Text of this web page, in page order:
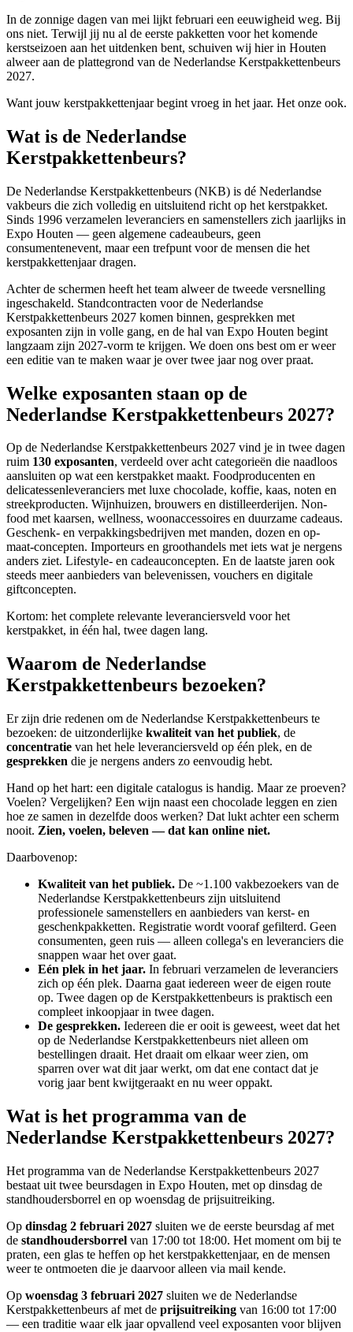
In de zonnige dagen van mei lijkt februari een eeuwigheid weg. Bij
ons niet. Terwijl jij nu al de eerste pakketten voor het komende
kerstseizoen aan het uitdenken bent, schuiven wij hier in Houten
alweer aan de plattegrond van de Nederlandse Kerstpakkettenbeurs
2027.
Want jouw kerstpakkettenjaar begint vroeg in het jaar. Het onze ook.
Wat is de Nederlandse
Kerstpakkettenbeurs?
De Nederlandse Kerstpakkettenbeurs (NKB) is dé Nederlandse
vakbeurs die zich volledig en uitsluitend richt op het kerstpakket.
Sinds 1996 verzamelen leveranciers en samenstellers zich jaarlijks in
Expo Houten — geen algemene cadeaubeurs, geen
consumentenevent, maar een trefpunt voor de mensen die het
kerstpakkettenjaar dragen.
Achter de schermen heeft het team alweer de tweede versnelling
ingeschakeld. Standcontracten voor de Nederlandse
Kerstpakkettenbeurs 2027 komen binnen, gesprekken met
exposanten zijn in volle gang, en de hal van Expo Houten begint
langzaam zijn 2027-vorm te krijgen. We doen ons best om er weer
een editie van te maken waar je over twee jaar nog over praat.
Welke exposanten staan op de
Nederlandse Kerstpakkettenbeurs 2027?
Op de Nederlandse Kerstpakkettenbeurs 2027 vind je in twee dagen
ruim 130 exposanten, verdeeld over acht categorieën die naadloos
aansluiten op wat een kerstpakket maakt. Foodproducenten en
delicatessenleveranciers met luxe chocolade, koffie, kaas, noten en
streekproducten. Wijnhuizen, brouwers en distilleerderijen. Non-
food met kaarsen, wellness, woonaccessoires en duurzame cadeaus.
Geschenk- en verpakkingsbedrijven met manden, dozen en op-
maat-concepten. Importeurs en groothandels met iets wat je nergens
anders ziet. Lifestyle- en cadeauconcepten. En de laatste jaren ook
steeds meer aanbieders van belevenissen, vouchers en digitale
giftconcepten.
Kortom: het complete relevante leveranciersveld voor het
kerstpakket, in één hal, twee dagen lang.
Waarom de Nederlandse
Kerstpakkettenbeurs bezoeken?
Er zijn drie redenen om de Nederlandse Kerstpakkettenbeurs te
bezoeken: de uitzonderlijke kwaliteit van het publiek, de
concentratie van het hele leveranciersveld op één plek, en de
gesprekken die je nergens anders zo eenvoudig hebt.
Hand op het hart: een digitale catalogus is handig. Maar ze proeven?
Voelen? Vergelijken? Een wijn naast een chocolade leggen en zien
hoe ze samen in dezelfde doos werken? Dat lukt achter een scherm
nooit. Zien, voelen, beleven — dat kan online niet.
Daarbovenop:
Kwaliteit van het publiek. De ~1.100 vakbezoekers van de
Nederlandse Kerstpakkettenbeurs zijn uitsluitend
professionele samenstellers en aanbieders van kerst- en
geschenkpakketten. Registratie wordt vooraf gefilterd. Geen
consumenten, geen ruis — alleen collega's en leveranciers die
snappen waar het over gaat.
Eén plek in het jaar. In februari verzamelen de leveranciers
zich op één plek. Daarna gaat iedereen weer de eigen route
op. Twee dagen op de Kerstpakkettenbeurs is praktisch een
compleet inkoopjaar in twee dagen.
De gesprekken. Iedereen die er ooit is geweest, weet dat het
op de Nederlandse Kerstpakkettenbeurs niet alleen om
bestellingen draait. Het draait om elkaar weer zien, om
sparren over wat dit jaar werkt, om dat ene contact dat je
vorig jaar bent kwijtgeraakt en nu weer oppakt.
Wat is het programma van de
Nederlandse Kerstpakkettenbeurs 2027?
Het programma van de Nederlandse Kerstpakkettenbeurs 2027
bestaat uit twee beursdagen in Expo Houten, met op dinsdag de
standhoudersborrel en op woensdag de prijsuitreiking.
Op dinsdag 2 februari 2027 sluiten we de eerste beursdag af met
de standhoudersborrel van 17:00 tot 18:00. Het moment om bij te
praten, een glas te heffen op het kerstpakkettenjaar, en de mensen
weer te ontmoeten die je daarvoor alleen via mail kende.
Op woensdag 3 februari 2027 sluiten we de Nederlandse
Kerstpakkettenbeurs af met de prijsuitreiking van 16:00 tot 17:00
— een traditie waar elk jaar opvallend veel exposanten voor blijven